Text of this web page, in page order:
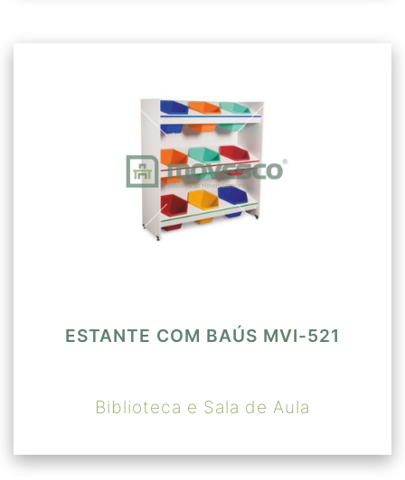
ESTANTE COM BAÚS MVI-521
Biblioteca e Sala de Aula